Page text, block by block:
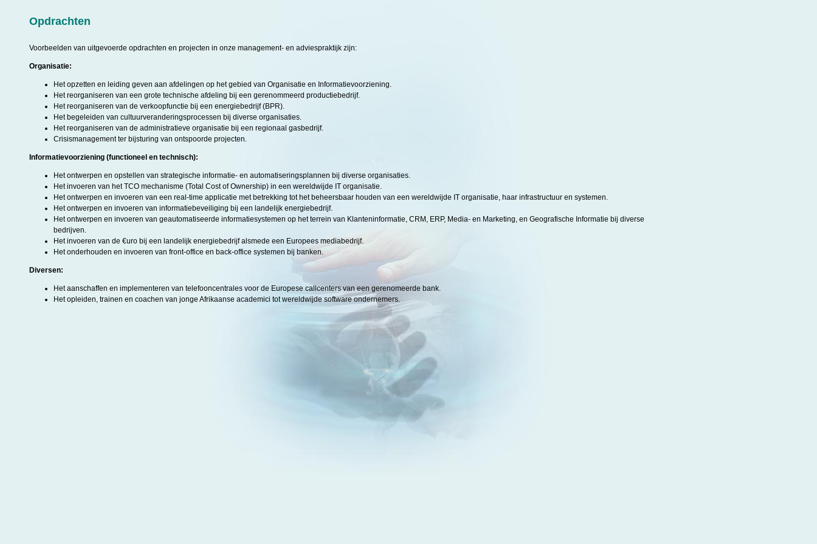
Opdrachten
Voorbeelden van uitgevoerde opdrachten en projecten in onze management- en adviespraktijk zijn:
Organisatie:
Het opzetten en leiding geven aan afdelingen op het gebied van Organisatie en Informatievoorziening.
Het reorganiseren van een grote technische afdeling bij een gerenommeerd productiebedrijf.
Het reorganiseren van de verkoopfunctie bij een energiebedrijf (BPR).
Het begeleiden van cultuurveranderingsprocessen bij diverse organisaties.
Het reorganiseren van de administratieve organisatie bij een regionaal gasbedrijf.
Crisismanagement ter bijsturing van ontspoorde projecten.
Informatievoorziening (functioneel en technisch):
Het ontwerpen en opstellen van strategische informatie- en automatiseringsplannen bij diverse organisaties.
Het invoeren van het TCO mechanisme (Total Cost of Ownership) in een wereldwijde IT organisatie.
Het ontwerpen en invoeren van een real-time applicatie met betrekking tot het beheersbaar houden van een wereldwijde IT organisatie, haar infrastructuur en systemen.
Het ontwerpen en invoeren van informatiebeveiliging bij een landelijk energiebedrijf.
Het ontwerpen en invoeren van geautomatiseerde informatiesystemen op het terrein van Klanteninformatie, CRM, ERP, Media- en Marketing, en Geografische Informatie bij diverse
bedrijven.
Het invoeren van de €uro bij een landelijk energiebedrijf alsmede een Europees mediabedrijf.
Het onderhouden en invoeren van front-office en back-office systemen bij banken.
Diversen:
Het aanschaffen en implementeren van telefooncentrales voor de Europese callcenters van een gerenomeerde bank.
Het opleiden, trainen en coachen van jonge Afrikaanse academici tot wereldwijde software ondernemers.